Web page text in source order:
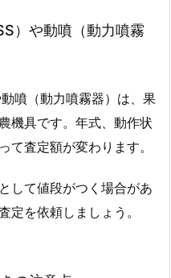
）や動噴（動力噴霧
噴（動力噴霧器）は、果
機具です。年式、動作状
て査定額が変わります。
して値段がつく場合があ
定を依頼しましょう。